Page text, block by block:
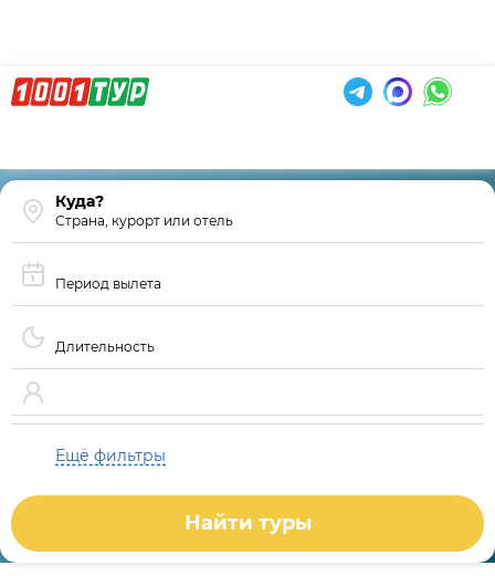
Страна, курорт или отель
Период вылета
Длительность
Ещё фильтры
Найти туры